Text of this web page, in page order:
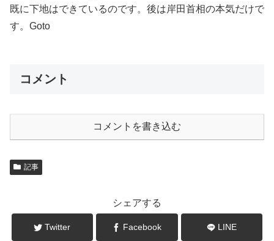
既に下地はできているのです。後は岸田首相の本気だけで
す。Goto
コメント
コメントを書き込む
記事
シェアする
Twitter Facebook LINE